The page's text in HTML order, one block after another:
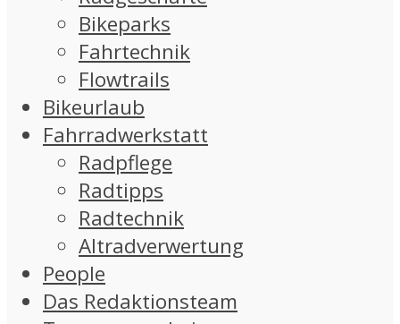
Bikeparks
Fahrtechnik
Flowtrails
Bikeurlaub
Fahrradwerkstatt
Radpflege
Radtipps
Radtechnik
Altradverwertung
People
Das Redaktionsteam